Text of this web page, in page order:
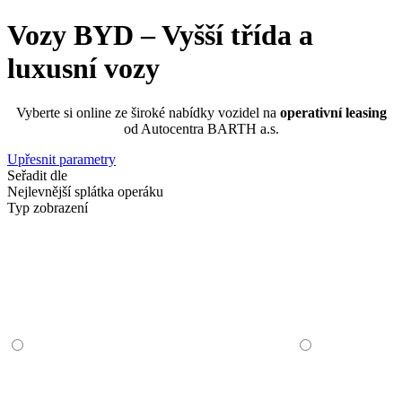
Vozy BYD – Vyšší třída a
luxusní vozy
Vyberte si online ze široké nabídky vozidel na operativní leasing
od Autocentra BARTH a.s.
Upřesnit parametry
Seřadit dle
Nejlevnější splátka operáku
Typ zobrazení